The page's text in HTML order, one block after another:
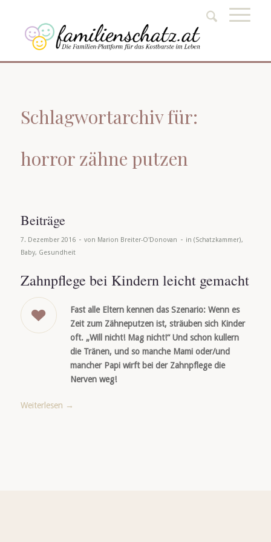
Schlagwortarchiv für:
horror zähne putzen
Beiträge
7. Dezember 2016 - von Marion Breiter-O'Donovan - in (Schatzkammer),
Baby, Gesundheit
Zahnpflege bei Kindern leicht gemacht
Fast alle Eltern kennen das Szenario: Wenn es
Zeit zum Zähneputzen ist, sträuben sich Kinder
oft. „Will nicht! Mag nicht!“ Und schon kullern
die Tränen, und so manche Mami oder/und
mancher Papi wirft bei der Zahnpflege die
Nerven weg!
Weiterlesen →